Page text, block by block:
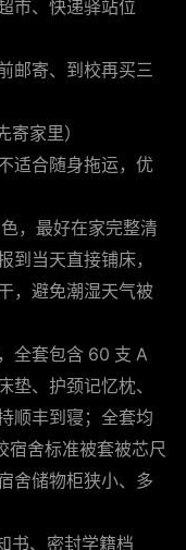
市、快递驿站位
邮寄、到校再买三
家里）
适合随身拖运，优
，最好在家完整清
到当天直接铺床，
，避免潮湿天气被
全套包含 60 支 A
垫、护颈记忆枕、
顺丰到寝；全套均
宿舍标准被套被芯尺
舍储物柜狭小、多
书、密封学籍档